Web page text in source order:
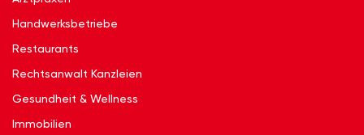
Handwerksbetriebe
Restaurants
Rechtsanwalt Kanzleien
Gesundheit & Wellness
Immobilien